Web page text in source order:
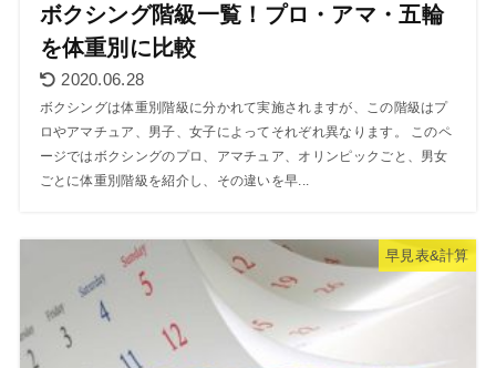
ボクシング階級一覧！プロ・アマ・五輪
を体重別に比較
2020.06.28
ボクシングは体重別階級に分かれて実施されますが、この階級はプ
ロやアマチュア、男子、女子によってそれぞれ異なります。 このペ
ージではボクシングのプロ、アマチュア、オリンピックごと、男女
ごとに体重別階級を紹介し、その違いを早...
早見表&計算